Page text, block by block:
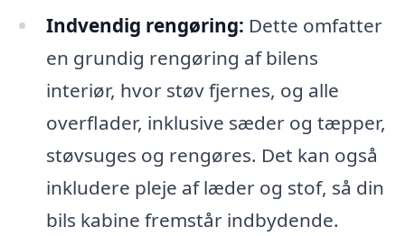
Indvendig rengøring: Dette omfatter
en grundig rengøring af bilens
interiør, hvor støv fjernes, og alle
overflader, inklusive sæder og tæpper,
støvsuges og rengøres. Det kan også
inkludere pleje af læder og stof, så din
bils kabine fremstår indbydende.